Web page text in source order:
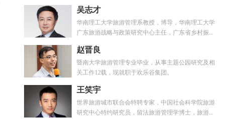
吴志才
华南理工大学旅游管理系教授，博导，华南理工大学
广东旅游战略与政策研究中心主任，广东省乡村振...
赵晋良
暨南大学旅游管理专业毕业，从事主题公园研究及相
关工作12载，现就职于欢乐谷集团。
王笑宇
世界旅游城市联合会特聘专家，中国社会科学院旅游
研究中心特约研究员，留法旅游管理学博士，旅游...